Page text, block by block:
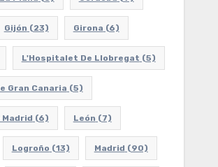
Gijón (23) Girona (6)
L'Hospitalet De Llobregat (5)
Gran Canaria (5)
Madrid (6) León (7)
Logroño (13) Madrid (90)